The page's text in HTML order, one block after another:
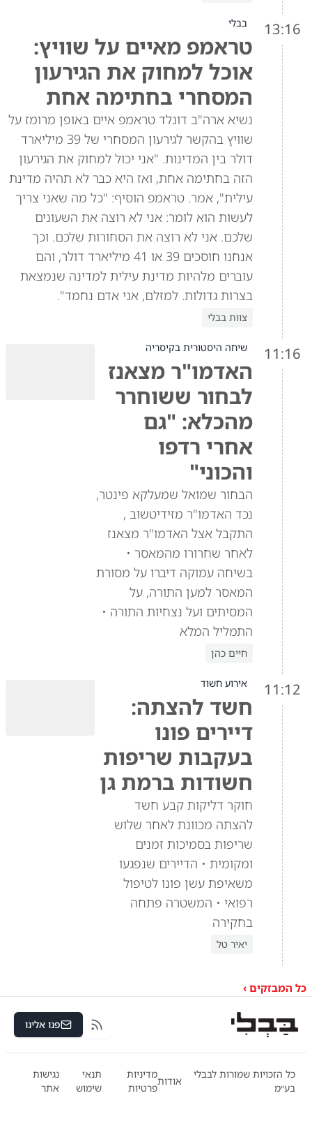
13:16 בבלי
טראמפ מאיים על שוויץ:
אוכל למחוק את הגירעון
המסחרי בחתימה אחת
נשיא ארה"ב דונלד טראמפ איים באופן מרומז על
שוויץ בהקשר לגירעון המסחרי של 39 מיליארד
דולר בין המדינות. "אני יכול למחוק את הגירעון
הזה בחתימה אחת, ואז היא כבר לא תהיה מדינת
עילית", אמר. טראמפ הוסיף: "כל מה שאני צריך
לעשות הוא לומר: אני לא רוצה את השעונים
שלכם. אני לא רוצה את הסחורות שלכם. וכך
אנחנו חוסכים 39 או 41 מיליארד דולר, והם
עוברים מלהיות מדינת עילית למדינה שנמצאת
בצרות גדולות. למזלם, אני אדם נחמד".
צוות בבלי
11:16 שיחה היסטורית בקיסריה
האדמו"ר מצאנז
לבחור ששוחרר
מהכלא: "גם
אחרי רדפו
והכוני"
הבחור שמואל שמעלקא פינטר,
נכד האדמו"ר מזידיטשוב ,
התקבל אצל האדמו"ר מצאנז
לאחר שחרורו מהמאסר •
בשיחה עמוקה דיברו על מסורת
המאסר למען התורה, על
המסיתים ועל נצחיות התורה •
התמליל המלא
חיים כהן
11:12 אירוע חשוד
חשד להצתה:
דיירים פונו
בעקבות שריפות
חשודות ברמת גן
חוקר דליקות קבע חשד
להצתה מכוונת לאחר שלוש
שריפות בסמיכות זמנים
ומקומית • הדיירים שנפגעו
משאיפת עשן פונו לטיפול
רפואי • המשטרה פתחה
בחקירה
יאיר טל
כל המבזקים ›
RSS פנו אלינו
כל הזכויות שמורות לבבלי
בע״מ
אודות
מדיניות
פרטיות
תנאי
שימוש
נגישות
אתר